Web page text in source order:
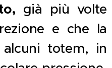
già più volte
e che la
totem, in